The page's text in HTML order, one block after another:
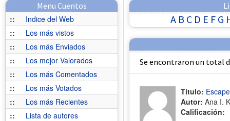
Menu Cuentos
::
Indice del Web
::
Los más vistos
::
Los más Enviados
::
Los mejor Valorados
::
Los más Comentados
::
Los más Votados
::
Los más Recientes
::
Lista de autores
A B C D E F G
Se encontraron un total
Título:
Autor: Ana I.
Calificación: